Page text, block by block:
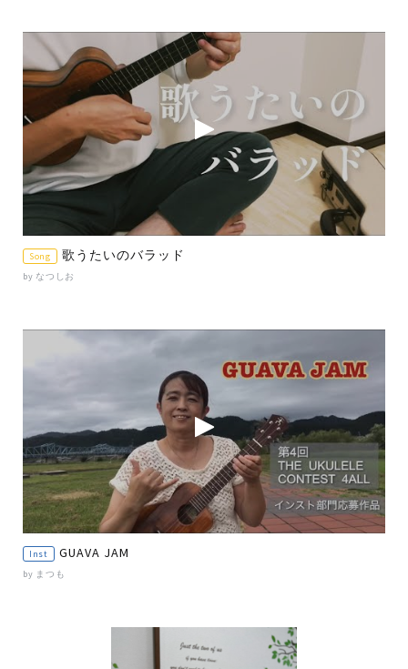
Song 歌うたいのバラッド
by なつしお
Inst GUAVA JAM
by まつも